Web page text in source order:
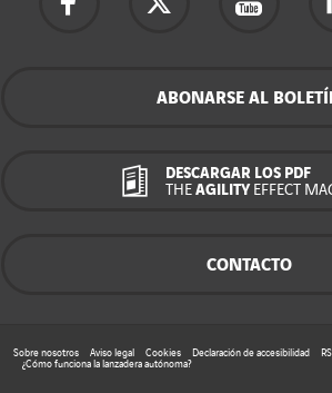
ABONARSE AL
DESCARGAR LOS PDF
THE AGILITY EFFECT
CONTACTO
Sobre nosotros Aviso legal Cookies Declaración de accesibilidad
¿Cómo funciona la lanzadera autónoma?